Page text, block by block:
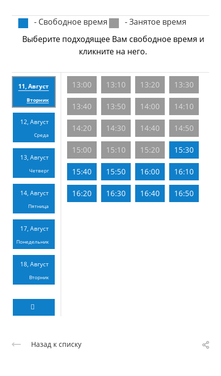
- Свободное время
- Занятое время
Выберите подходящее Вам свободное время и
кликните на него.
11, Август
Вторник
12, Август
Среда
13, Август
Четверг
14, Август
Пятница
17, Август
Понедельник
18, Август
Вторник
13:00 13:10 13:20 13:30
13:40 13:50 14:00 14:10
14:20 14:30 14:40 14:50
15:00 15:10 15:20 15:30
15:40 15:50 16:00 16:10
16:20 16:30 16:40 16:50
Назад к списку